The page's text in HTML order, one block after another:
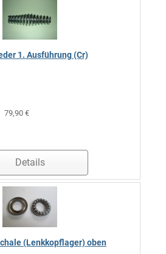
1. Ausführung (Cr)
79,90 €
Details
(Lenkkopflager) oben